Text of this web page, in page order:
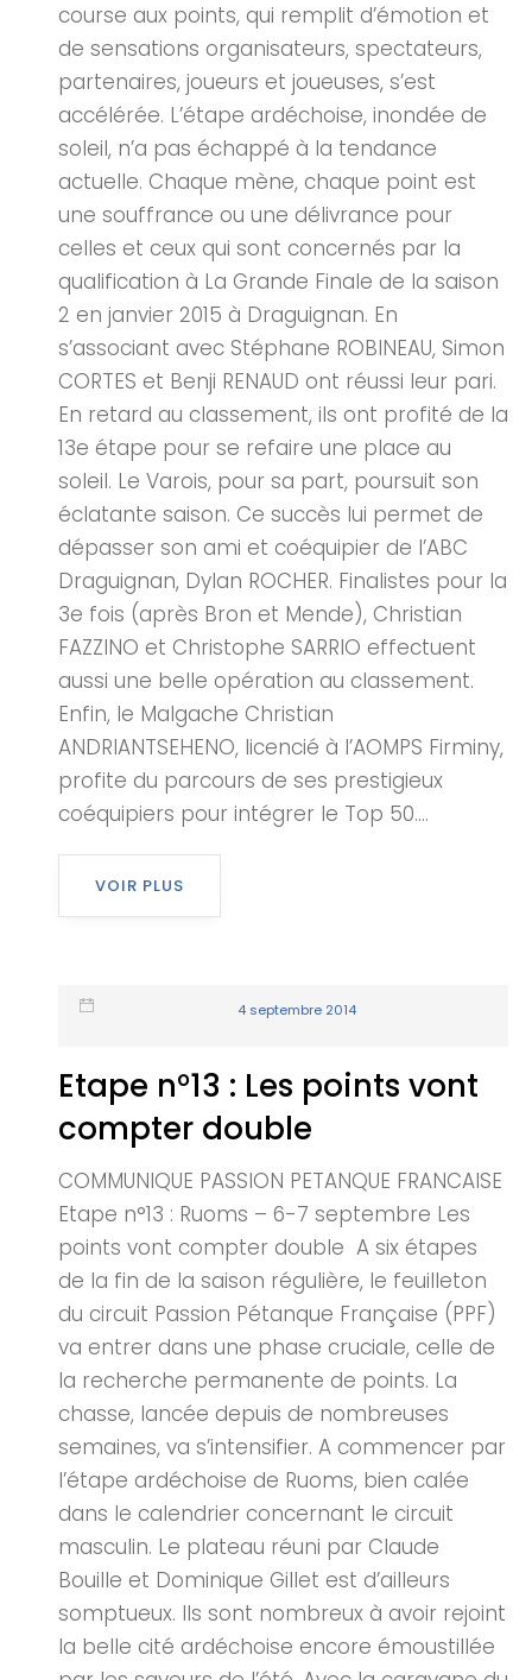
course aux points, qui remplit d’émotion et
de sensations organisateurs, spectateurs,
partenaires, joueurs et joueuses, s’est
accélérée. L’étape ardéchoise, inondée de
soleil, n’a pas échappé à la tendance
actuelle. Chaque mène, chaque point est
une souffrance ou une délivrance pour
celles et ceux qui sont concernés par la
qualification à La Grande Finale de la saison
2 en janvier 2015 à Draguignan. En
s’associant avec Stéphane ROBINEAU, Simon
CORTES et Benji RENAUD ont réussi leur pari.
En retard au classement, ils ont profité de la
13e étape pour se refaire une place au
soleil. Le Varois, pour sa part, poursuit son
éclatante saison. Ce succès lui permet de
dépasser son ami et coéquipier de l’ABC
Draguignan, Dylan ROCHER. Finalistes pour la
3e fois (après Bron et Mende), Christian
FAZZINO et Christophe SARRIO effectuent
aussi une belle opération au classement.
Enfin, le Malgache Christian
ANDRIANTSEHENO, licencié à l’AOMPS Firminy,
profite du parcours de ses prestigieux
coéquipiers pour intégrer le Top 50....
VOIR PLUS
4 septembre 2014
Etape n°13 : Les points vont
compter double
COMMUNIQUE PASSION PETANQUE FRANCAISE
Etape n°13 : Ruoms – 6-7 septembre Les
points vont compter double A six étapes
de la fin de la saison régulière, le feuilleton
du circuit Passion Pétanque Française (PPF)
va entrer dans une phase cruciale, celle de
la recherche permanente de points. La
chasse, lancée depuis de nombreuses
semaines, va s’intensifier. A commencer par
l’étape ardéchoise de Ruoms, bien calée
dans le calendrier concernant le circuit
masculin. Le plateau réuni par Claude
Bouille et Dominique Gillet est d’ailleurs
somptueux. Ils sont nombreux à avoir rejoint
la belle cité ardéchoise encore émoustillée